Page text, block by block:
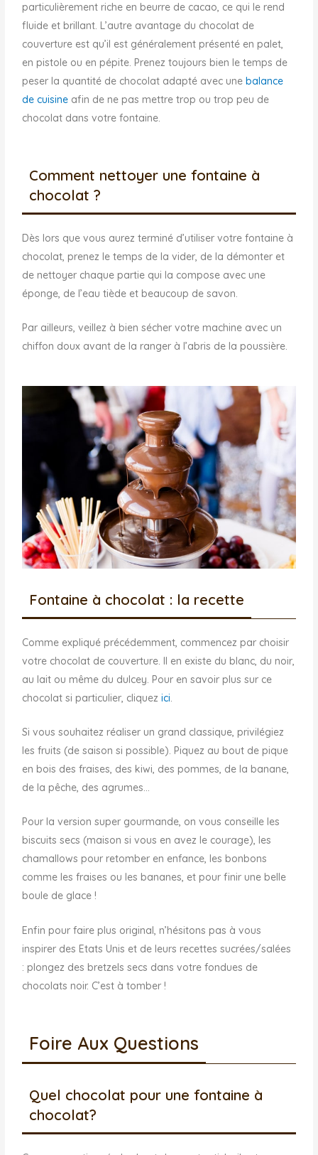
particulièrement riche en beurre de cacao, ce qui le rend
fluide et brillant. L’autre avantage du chocolat de
couverture est qu’il est généralement présenté en palet,
en pistole ou en pépite. Prenez toujours bien le temps de
peser la quantité de chocolat adapté avec une balance
de cuisine afin de ne pas mettre trop ou trop peu de
chocolat dans votre fontaine.
Comment nettoyer une fontaine à
chocolat ?
Dès lors que vous aurez terminé d’utiliser votre fontaine à
chocolat, prenez le temps de la vider, de la démonter et
de nettoyer chaque partie qui la compose avec une
éponge, de l’eau tiède et beaucoup de savon.
Par ailleurs, veillez à bien sécher votre machine avec un
chiffon doux avant de la ranger à l’abris de la poussière.
Fontaine à chocolat : la recette
Comme expliqué précédemment, commencez par choisir
votre chocolat de couverture. Il en existe du blanc, du noir,
au lait ou même du dulcey. Pour en savoir plus sur ce
chocolat si particulier, cliquezici.
Si vous souhaitez réaliser un grand classique, privilégiez
les fruits (de saison si possible). Piquez au bout de pique
en bois des fraises, des kiwi, des pommes, de la banane,
de la pêche, des agrumes…
Pour la version super gourmande, on vous conseille les
biscuits secs (maison si vous en avez le courage), les
chamallows pour retomber en enfance, les bonbons
comme les fraises ou les bananes, et pour finir une belle
boule de glace !
Enfin pour faire plus original, n’hésitons pas à vous
inspirer des Etats Unis et de leurs recettes sucrées/salées
: plongez des bretzels secs dans votre fondues de
chocolats noir. C’est à tomber !
Foire Aux Questions
Quel chocolat pour une fontaine à
chocolat?